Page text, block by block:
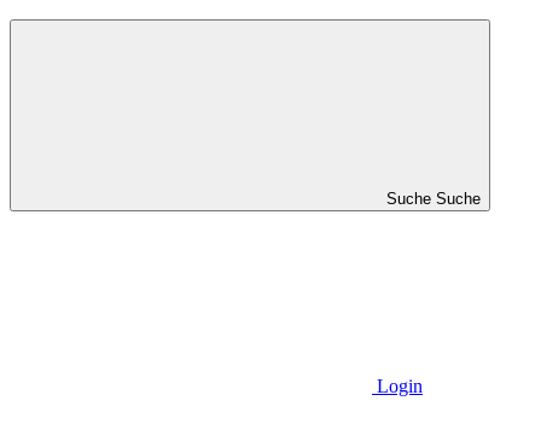
Suche Suche
Login